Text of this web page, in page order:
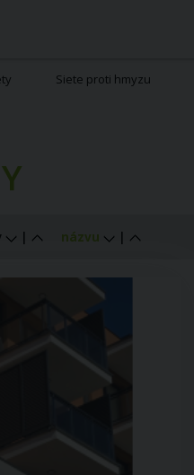
Siete proti hmyzu
názvu